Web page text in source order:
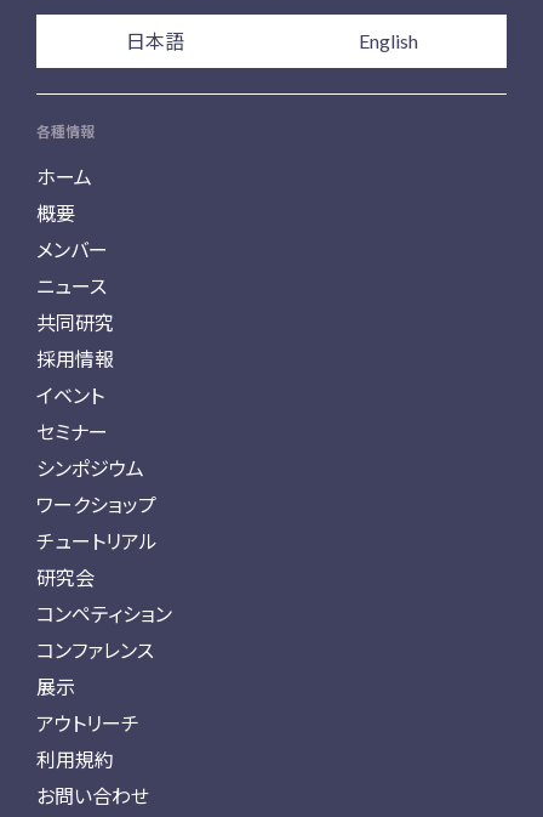
日本語 English
各種情報
ホーム
概要
メンバー
ニュース
共同研究
採用情報
イベント
セミナー
シンポジウム
ワークショップ
チュートリアル
研究会
コンペティション
コンファレンス
展示
アウトリーチ
利用規約
お問い合わせ